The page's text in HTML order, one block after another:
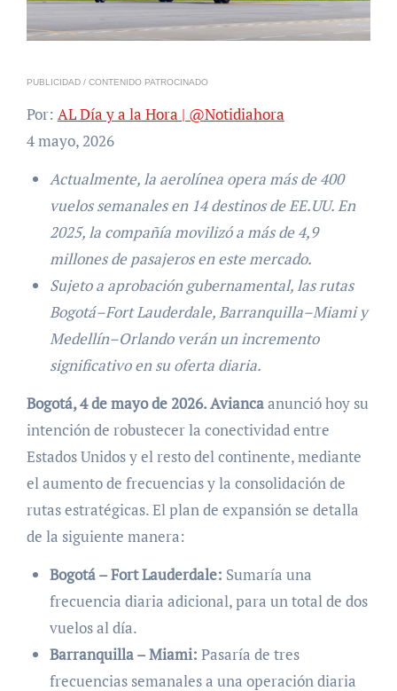
PUBLICIDAD / CONTENIDO PATROCINADO
Por: AL Día y a la Hora | @Notidiahora
4 mayo, 2026
Actualmente, la aerolínea opera más de 400
vuelos semanales en 14 destinos de EE.UU. En
2025, la compañía movilizó a más de 4,9
millones de pasajeros en este mercado.
Sujeto a aprobación gubernamental, las rutas
Bogotá–Fort Lauderdale, Barranquilla–Miami y
Medellín–Orlando verán un incremento
significativo en su oferta diaria.
Bogotá, 4 de mayo de 2026. Aviancaanunció hoy su
intención de robustecer la conectividad entre
Estados Unidos y el resto del continente, mediante
el aumento de frecuencias y la consolidación de
rutas estratégicas. El plan de expansión se detalla
de la siguiente manera:
Bogotá – Fort Lauderdale: Sumaría una
frecuencia diaria adicional, para un total de dos
vuelos al día.
Barranquilla – Miami: Pasaría de tres
frecuencias semanales a una operación diaria